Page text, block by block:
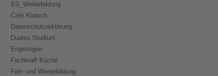
BS_Weiterbildung
Café Klatsch
Datenschutzerklärung
Duales Studium
Engstingen
Fachkraft Küche
Fort- und Weiterbildung